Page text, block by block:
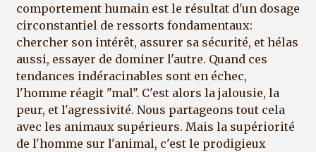
comportement humain est le résultat d'un dosage
circonstantiel de ressorts fondamentaux:
chercher son intérêt, assurer sa sécurité, et hélas
aussi, essayer de dominer l'autre. Quand ces
tendances indéracinables sont en échec,
l'homme réagit "mal". C'est alors la jalousie, la
peur, et l'agressivité. Nous partageons tout cela
avec les animaux supérieurs. Mais la supériorité
de l'homme sur l'animal, c'est le prodigieux